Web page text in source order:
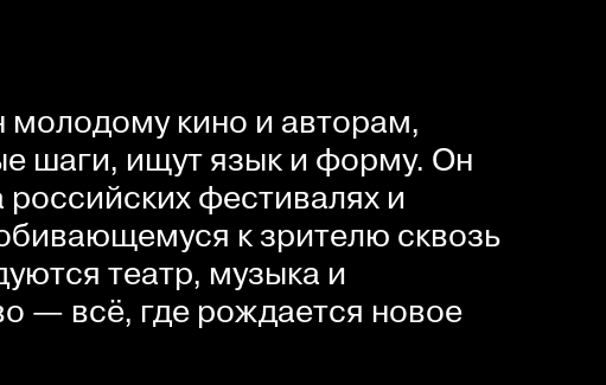
кино и авторам,
шаги, ищут язык и форму. Он
фестивалях и
к зрителю сквозь
театр, музыка и
— всё, где рождается новое